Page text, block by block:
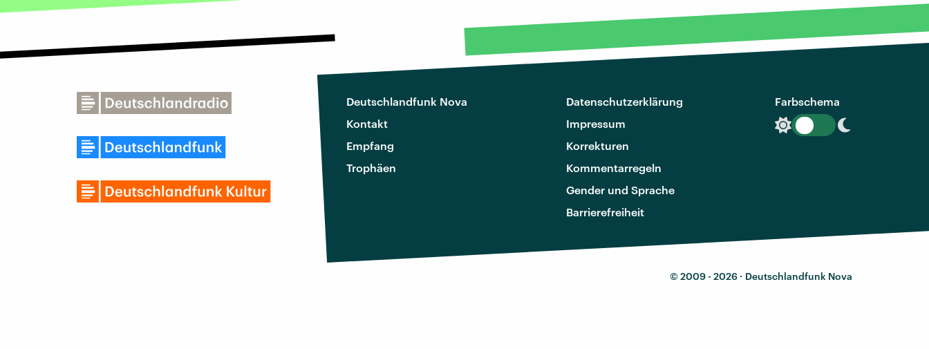
Deutschlandfunk Nova
Kontakt
Empfang
Trophäen
Datenschutzerklärung
Impressum
Korrekturen
Kommentarregeln
Gender und Sprache
Barrierefreiheit
Farbschema
© 2009 - 2026 · Deutschlandfunk Nova